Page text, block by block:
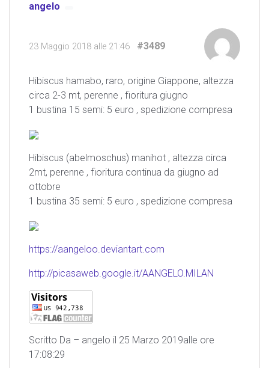
angelo
23 Maggio 2018 alle 21:46 #3489
Hibiscus hamabo, raro, origine Giappone, altezza
circa 2-3 mt, perenne , fioritura giugno
1 bustina 15 semi: 5 euro , spedizione compresa
Hibiscus (abelmoschus) manihot , altezza circa
2mt, perenne , fioritura continua da giugno ad
ottobre
1 bustina 35 semi: 5 euro , spedizione compresa
https://aangeloo.deviantart.com
http://picasaweb.google.it/AANGELO.MILAN
Scritto Da – angelo il 25 Marzo 2019alle ore
17:08:29